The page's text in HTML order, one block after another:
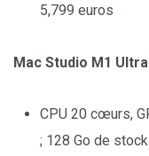
5,799 euros
Mac Studio M1 Ultra
CPU 20 cœurs,
; 128 Go de